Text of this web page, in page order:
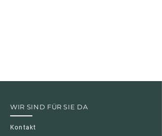
WIR SIND FÜR SIE DA
Kontakt